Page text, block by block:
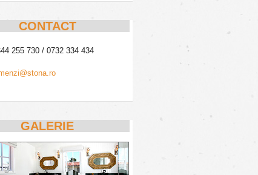
CONTACT
255 730 / 0732 334 434
GALERIE